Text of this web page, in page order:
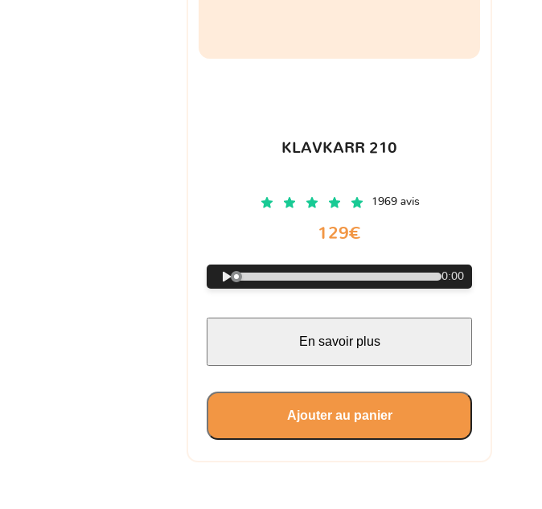
KLAVKARR 210
1969 avis
129€
0:00
En savoir plus
Ajouter au panier